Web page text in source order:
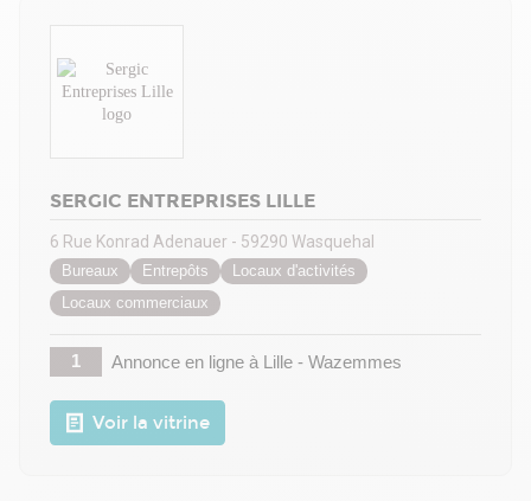
SERGIC ENTREPRISES LILLE
6 Rue Konrad Adenauer - 59290 Wasquehal
Bureaux Entrepôts
Locaux d'activités
Locaux commerciaux
1 Annonce en ligneà Lille - Wazemmes
Voir la vitrine